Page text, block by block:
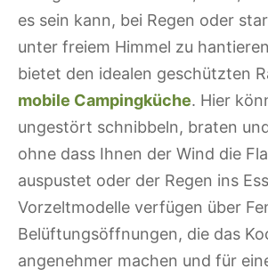
es sein kann, bei Regen oder
unter freiem Himmel zu
bietet den idealen geschützten
mobile Campingküche. Hier
ungestört schnibbeln, braten
ohne dass Ihnen der Wind die
auspustet oder der Regen ins
Vorzeltmodelle verfügen über
Belüftungsöffnungen, die das
angenehmer machen und für